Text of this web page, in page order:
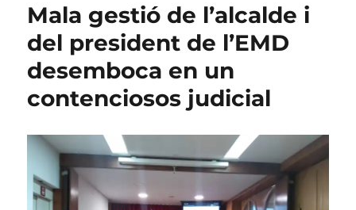
encapçalarà
la
llista
de
Junts
a
Montgrí
Mala gestió de l’alcalde i
del president de l’EMD
desemboca en un
contenciosos judicial